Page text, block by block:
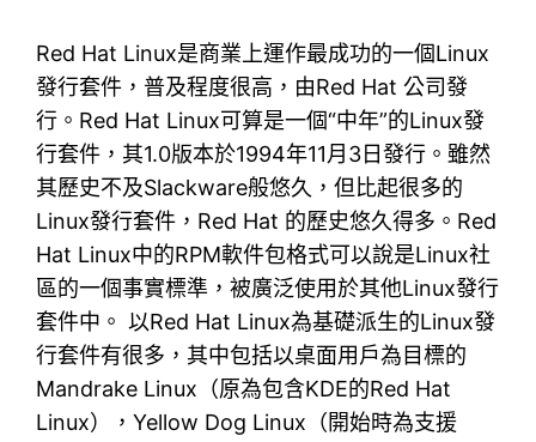
Red Hat Linux是商業上運作最成功的一個Linux
發行套件，普及程度很高，由Red Hat 公司發
行。Red Hat Linux可算是一個“中年”的Linux發
行套件，其1.0版本於1994年11月3日發行。雖然
其歷史不及Slackware般悠久，但比起很多的
Linux發行套件，Red Hat 的歷史悠久得多。Red
Hat Linux中的RPM軟件包格式可以說是Linux社
區的一個事實標準，被廣泛使用於其他Linux發行
套件中。 以Red Hat Linux為基礎派生的Linux發
行套件有很多，其中包括以桌面用戶為目標的
Mandrake Linux（原為包含KDE的Red Hat
Linux），Yellow Dog Linux（開始時為支援